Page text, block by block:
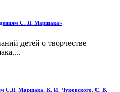
С. Я. Маршака»
детей о творчестве
С.Я. Маршака, К. И. Чуковского, С. В.